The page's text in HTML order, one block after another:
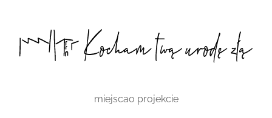
Przejdź
miejscao projekcie